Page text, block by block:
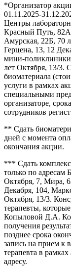
*Организатор
01.11.2025-
Центры
Красный Путь,
Амурская, 22Б, 70
Герцена, 13, 12
мини-поликлиники
лет Октября, 13/3.
биоматериала
услуги в рамках
специальными
организаторе,
сотрудников
** Сдать
дней с момента
окончания акции.
*** Сдать
только по адресам
Октября, 7, Мира,
Декабря, 104,
Октября, 13/3.
терапевты,
Копыловой Д.А.
получения
позднее срока
запись на прием к
терапевта в
адресу.